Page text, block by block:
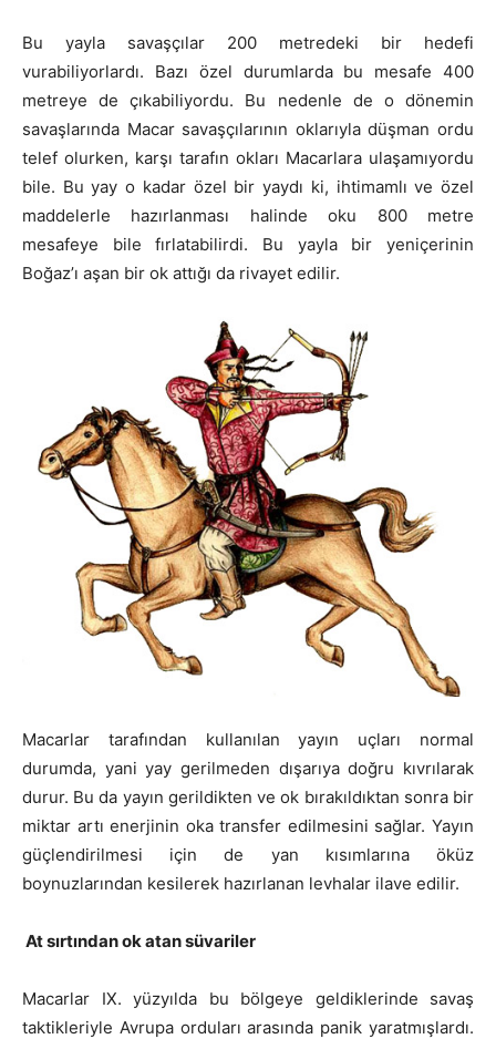
Bu yayla savaşçılar 200 metredeki bir hedefi
vurabiliyorlardı. Bazı özel durumlarda bu mesafe 400
metreye de çıkabiliyordu. Bu nedenle de o dönemin
savaşlarında Macar savaşçılarının oklarıyla düşman ordu
telef olurken, karşı tarafın okları Macarlara ulaşamıyordu
bile. Bu yay o kadar özel bir yaydı ki, ihtimamlı ve özel
maddelerle hazırlanması halinde oku 800 metre
mesafeye bile fırlatabilirdi. Bu yayla bir yeniçerinin
Boğaz’ı aşan bir ok attığı da rivayet edilir.
Macarlar tarafından kullanılan yayın uçları normal
durumda, yani yay gerilmeden dışarıya doğru kıvrılarak
durur. Bu da yayın gerildikten ve ok bırakıldıktan sonra bir
miktar artı enerjinin oka transfer edilmesini sağlar. Yayın
güçlendirilmesi için de yan kısımlarına öküz
boynuzlarından kesilerek hazırlanan levhalar ilave edilir.
At sırtından ok atan süvariler
Macarlar IX. yüzyılda bu bölgeye geldiklerinde savaş
taktikleriyle Avrupa orduları arasında panik yaratmışlardı.